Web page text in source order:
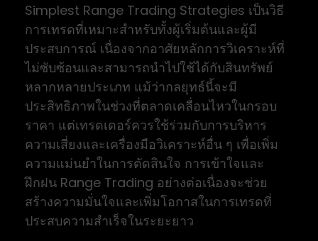
Simplest Range Trading Strategies เป็นวิธี
การเทรดที่เหมาะสำหรับทั้งผู้เริ่มต้นและผู้มี
ประสบการณ์ เนื่องจากอาศัยหลักการวิเคราะห์ที่
ไม่ซับซ้อนและสามารถนำไปใช้ได้กับสินทรัพย์
หลากหลายประเภท แม้ว่ากลยุทธ์นี้จะมี
ประสิทธิภาพในช่วงที่ตลาดเคลื่อนไหวในกรอบ
ราคา แต่เทรดเดอร์ควรใช้ร่วมกับการบริหาร
ความเสี่ยงและเครื่องมือวิเคราะห์อื่น ๆ เพื่อเพิ่ม
ความแม่นยำในการตัดสินใจ การเข้าใจและ
ฝึกฝน Range Trading อย่างต่อเนื่องจะช่วย
สร้างความมั่นใจและเพิ่มโอกาสในการเทรดที่
ประสบความสำเร็จในระยะยาว